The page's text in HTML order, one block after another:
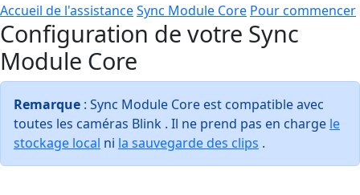
Accueil de l'assistanceSync Module Core Pour commencer
Configuration de votre Sync
Module Core
Remarque : Sync Module Core est compatible avec
toutes les caméras Blink . Il ne prend pas en charge le
stockage local ni la sauvegarde des clips .